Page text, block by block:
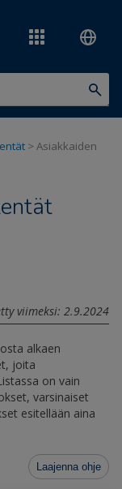
>Asiakkaiden
viimeksi: 2.9.2024
alkaen
joita
on vain
varsinaiset
esitellään aina
Laajenna ohje